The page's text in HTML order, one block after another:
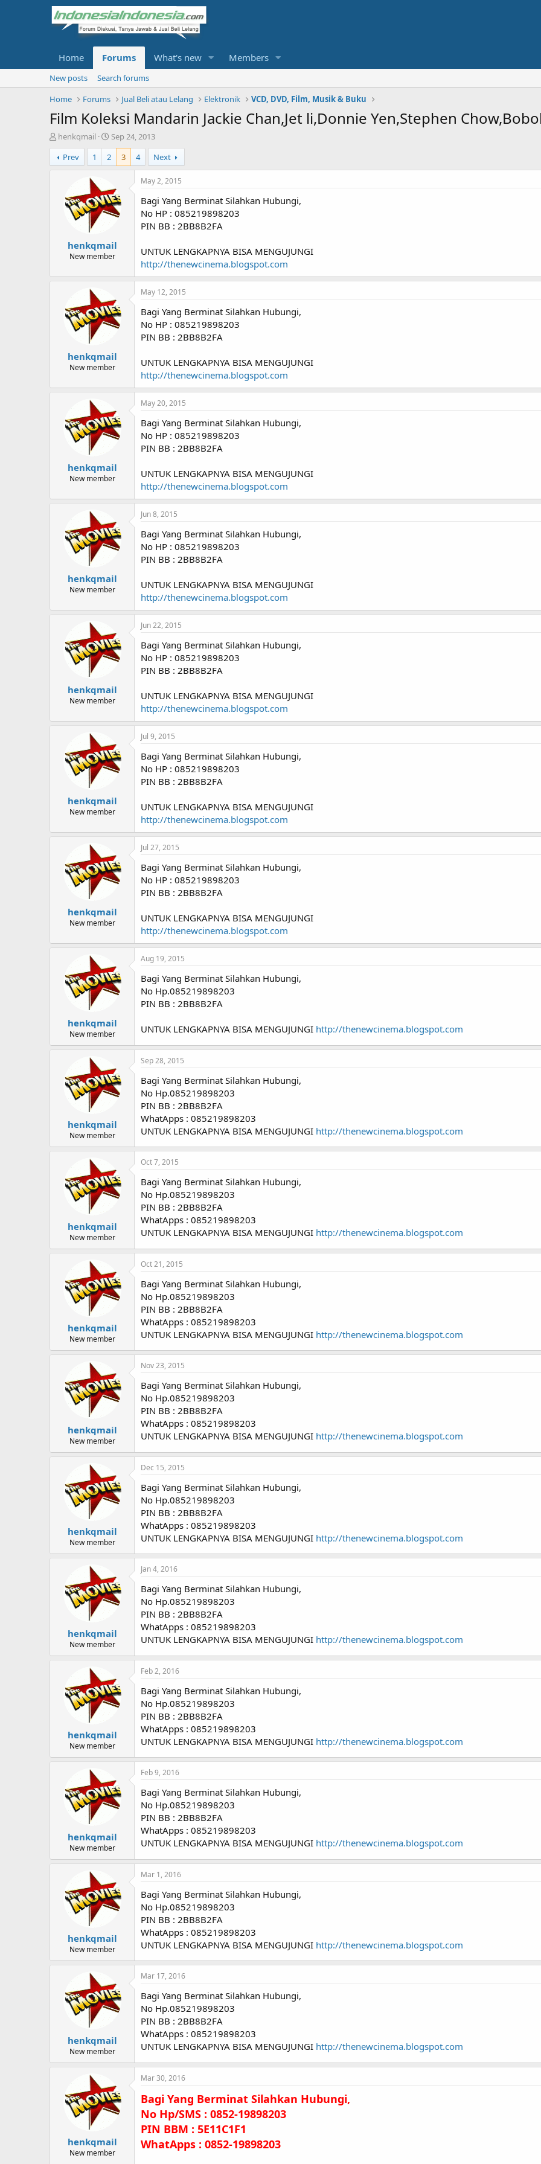
Home Forums What's new Members
New posts
Search forums
Home
Forums Jual Beli atau Lelang Elektronik VCD, DVD, Film, Musik & Buku
Film Koleksi Mandarin Jackie Chan,Jet li,Donnie Yen,Stephen
T
h
r
e
henkqmail
S
t
a
r
d
a
t
Sep 24, 2013
Prev
1 2 3 4 Next
henkqmail
New member
May 2, 2015
Bagi Yang Berminat Silahkan Hubungi,
No HP : 085219898203
PIN BB : 2BB8B2FA
UNTUK LENGKAPNYA BISA MENGUJUNGI
http://thenewcinema.blogspot.com
henkqmail
New member
May 12, 2015
Bagi Yang Berminat Silahkan Hubungi,
No HP : 085219898203
PIN BB : 2BB8B2FA
UNTUK LENGKAPNYA BISA MENGUJUNGI
http://thenewcinema.blogspot.com
henkqmail
New member
May 20, 2015
Bagi Yang Berminat Silahkan Hubungi,
No HP : 085219898203
PIN BB : 2BB8B2FA
UNTUK LENGKAPNYA BISA MENGUJUNGI
http://thenewcinema.blogspot.com
henkqmail
New member
Jun 8, 2015
Bagi Yang Berminat Silahkan Hubungi,
No HP : 085219898203
PIN BB : 2BB8B2FA
UNTUK LENGKAPNYA BISA MENGUJUNGI
http://thenewcinema.blogspot.com
henkqmail
New member
Jun 22, 2015
Bagi Yang Berminat Silahkan Hubungi,
No HP : 085219898203
PIN BB : 2BB8B2FA
UNTUK LENGKAPNYA BISA MENGUJUNGI
http://thenewcinema.blogspot.com
henkqmail
New member
Jul 9, 2015
Bagi Yang Berminat Silahkan Hubungi,
No HP : 085219898203
PIN BB : 2BB8B2FA
UNTUK LENGKAPNYA BISA MENGUJUNGI
http://thenewcinema.blogspot.com
henkqmail
New member
Jul 27, 2015
Bagi Yang Berminat Silahkan Hubungi,
No HP : 085219898203
PIN BB : 2BB8B2FA
UNTUK LENGKAPNYA BISA MENGUJUNGI
http://thenewcinema.blogspot.com
henkqmail
New member
Aug 19, 2015
Bagi Yang Berminat Silahkan Hubungi,
No Hp.085219898203
PIN BB : 2BB8B2FA
UNTUK LENGKAPNYA BISA MENGUJUNGI http://thenewcinema.blogspot.com
henkqmail
New member
Sep 28, 2015
Bagi Yang Berminat Silahkan Hubungi,
No Hp.085219898203
PIN BB : 2BB8B2FA
WhatApps : 085219898203
UNTUK LENGKAPNYA BISA MENGUJUNGI http://thenewcinema.blogspot.com
henkqmail
New member
Oct 7, 2015
Bagi Yang Berminat Silahkan Hubungi,
No Hp.085219898203
PIN BB : 2BB8B2FA
WhatApps : 085219898203
UNTUK LENGKAPNYA BISA MENGUJUNGI http://thenewcinema.blogspot.com
henkqmail
New member
Oct 21, 2015
Bagi Yang Berminat Silahkan Hubungi,
No Hp.085219898203
PIN BB : 2BB8B2FA
WhatApps : 085219898203
UNTUK LENGKAPNYA BISA MENGUJUNGI http://thenewcinema.blogspot.com
henkqmail
New member
Nov 23, 2015
Bagi Yang Berminat Silahkan Hubungi,
No Hp.085219898203
PIN BB : 2BB8B2FA
WhatApps : 085219898203
UNTUK LENGKAPNYA BISA MENGUJUNGI http://thenewcinema.blogspot.com
henkqmail
New member
Dec 15, 2015
Bagi Yang Berminat Silahkan Hubungi,
No Hp.085219898203
PIN BB : 2BB8B2FA
WhatApps : 085219898203
UNTUK LENGKAPNYA BISA MENGUJUNGI http://thenewcinema.blogspot.com
henkqmail
New member
Jan 4, 2016
Bagi Yang Berminat Silahkan Hubungi,
No Hp.085219898203
PIN BB : 2BB8B2FA
WhatApps : 085219898203
UNTUK LENGKAPNYA BISA MENGUJUNGI http://thenewcinema.blogspot.com
henkqmail
New member
Feb 2, 2016
Bagi Yang Berminat Silahkan Hubungi,
No Hp.085219898203
PIN BB : 2BB8B2FA
WhatApps : 085219898203
UNTUK LENGKAPNYA BISA MENGUJUNGI http://thenewcinema.blogspot.com
henkqmail
New member
Feb 9, 2016
Bagi Yang Berminat Silahkan Hubungi,
No Hp.085219898203
PIN BB : 2BB8B2FA
WhatApps : 085219898203
UNTUK LENGKAPNYA BISA MENGUJUNGI http://thenewcinema.blogspot.com
henkqmail
New member
Mar 1, 2016
Bagi Yang Berminat Silahkan Hubungi,
No Hp.085219898203
PIN BB : 2BB8B2FA
WhatApps : 085219898203
UNTUK LENGKAPNYA BISA MENGUJUNGI http://thenewcinema.blogspot.com
henkqmail
New member
Mar 17, 2016
Bagi Yang Berminat Silahkan Hubungi,
No Hp.085219898203
PIN BB : 2BB8B2FA
WhatApps : 085219898203
UNTUK LENGKAPNYA BISA MENGUJUNGI http://thenewcinema.blogspot.com
henkqmail
New member
Mar 30, 2016
Bagi Yang Berminat Silahkan Hubungi,
No Hp/SMS : 0852-19898203
PIN BBM : 5E11C1F1
WhatApps : 0852-19898203